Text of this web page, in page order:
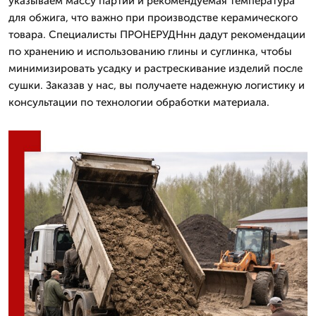
для обжига, что важно при производстве керамического
товара. Специалисты ПРОНЕРУДНнн дадут рекомендации
по хранению и использованию глины и суглинка, чтобы
минимизировать усадку и растрескивание изделий после
сушки. Заказав у нас, вы получаете надежную логистику и
консультации по технологии обработки материала.